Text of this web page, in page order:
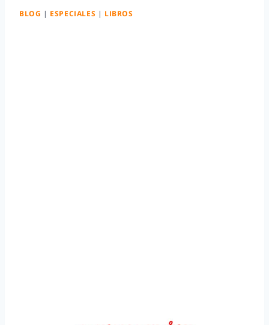
BLOG | ESPECIALES | LIBROS